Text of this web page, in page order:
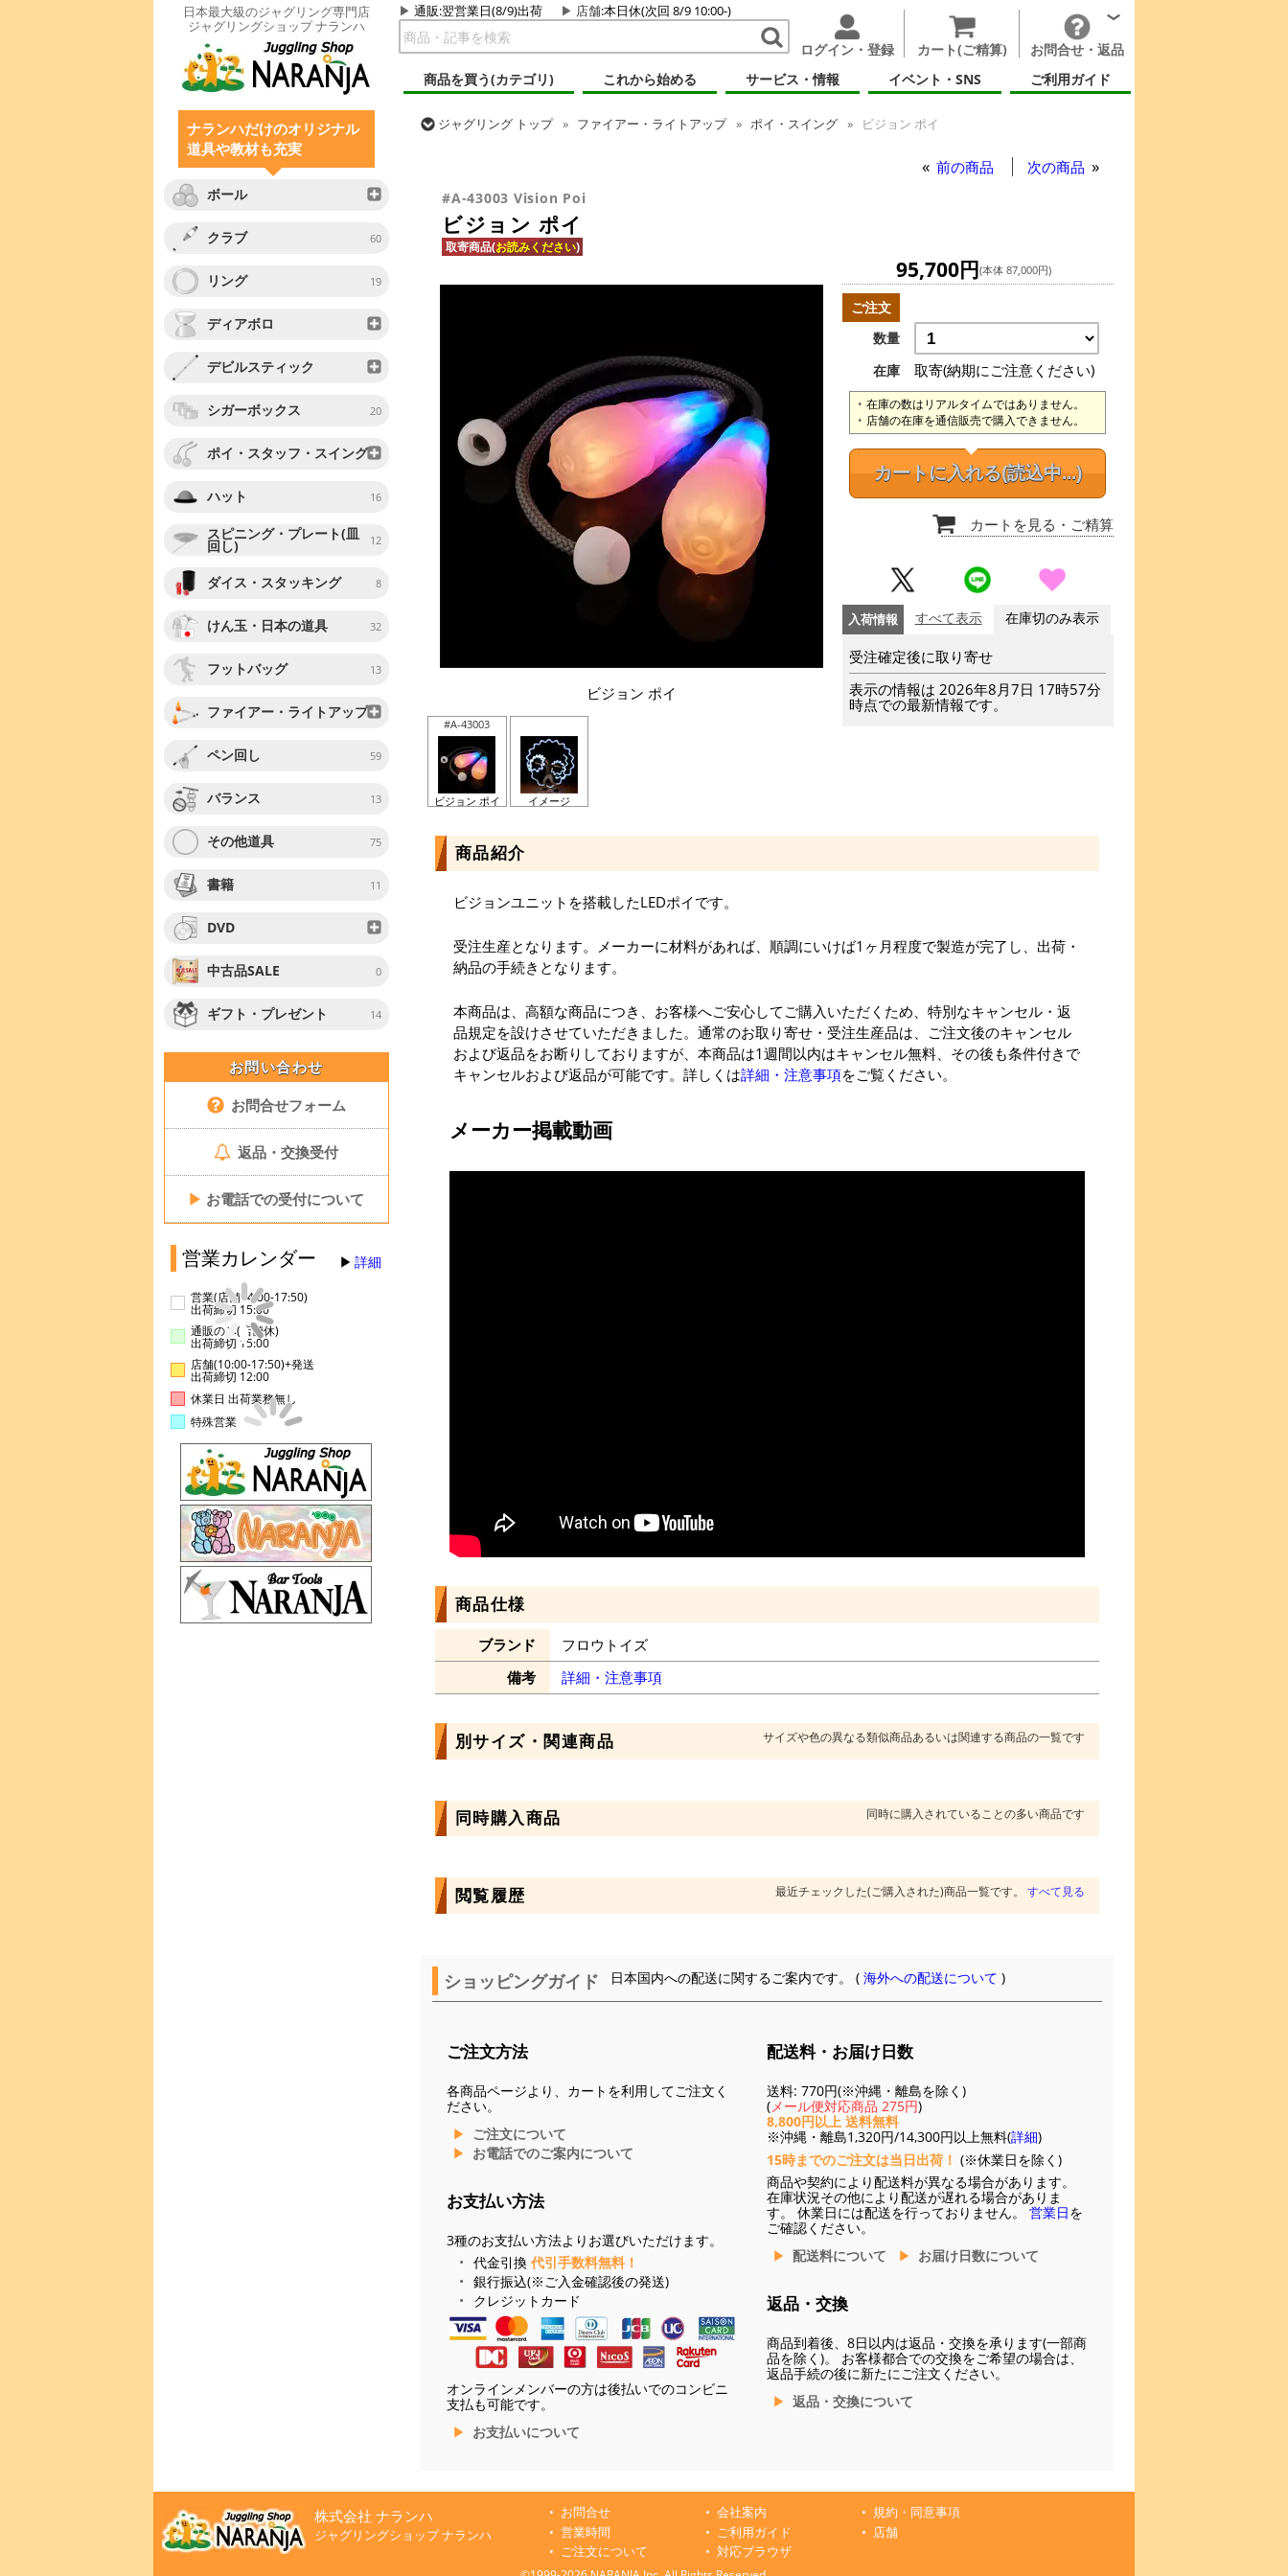
日本最大級のジャグリング専門店
ジャグリングショップ ナランハ
通販:翌営業日(8/9)出荷 店舗:本日休(次回 8/9 10:00-)
ログイン・登録 カート(ご精算)
お問合せ・返品
商品を買う(カテゴリ)
これから始める サービス・情報 イベント・SNS ご利用ガイド
ナランハだけのオリジナル
道具や教材も充実
ボール
クラブ 60
リング 19
ディアボロ
デビルスティック
シガーボックス 20
ポイ・スタッフ・スイング
ハット 16
スピニング・プレート(皿
回し) 12
ダイス・スタッキング 8
けん玉・日本の道具 32
フットバッグ 13
ファイアー・ライトアップ
ペン回し 59
バランス 13
その他道具 75
書籍 11
DVD
中古品SALE 0
ギフト・プレゼント 14
お問い合わせ
お問合せフォーム
返品・交換受付
▶ お電話での受付について
営業カレンダー 詳細
営業(店舗14:00-17:50)
出荷締切 15:00
通販のみ(店舗休)
出荷締切 15:00
店舗(10:00-17:50)+発送
出荷締切 12:00
休業日 出荷業務無し
特殊営業
ジャグリング トップ ファイアー・ライトアップ ポイ・スイング
ビジョン ポイ
前の商品 次の商品
#A-43003 Vision Poi
ビジョン ポイ
取寄商品(お読みください)
ビジョン ポイ
#A-43003
ビジョン ポイ イメージ
95,700円(本体 87,000円)
ご注文
数量
在庫
取寄(納期にご注意ください)
在庫の数はリアルタイムではありません。
店舗の在庫を通信販売で購入できません。
カートに入れる(読込中...)
カートを見る ・ご精算
入荷情報 すべて表示 在庫切のみ表示
受注確定後に取り寄せ
表示の情報は 2026年8月7日 17時57分
時点での最新情報です。
商品紹介
ビジョンユニットを搭載したLEDポイです。
受注生産となります。メーカーに材料があれば、順調にいけば1ヶ月程度で製造が完了し、出荷・
納品の手続きとなります。
本商品は、高額な商品につき、お客様へご安心してご購入いただくため、特別なキャンセル・返
品規定を設けさせていただきました。通常のお取り寄せ・受注生産品は、ご注文後のキャンセル
および返品をお断りしておりますが、本商品は1週間以内はキャンセル無料、その後も条件付きで
キャンセルおよび返品が可能です。詳しくは詳細・注意事項をご覧ください。
メーカー掲載動画
商品仕様
ブランド
フロウトイズ
備考
詳細・注意事項
別サイズ・関連商品 サイズや色の異なる類似商品あるいは関連する商品の一覧です
同時購入商品 同時に購入されていることの多い商品です
閲覧履歴 最近チェックした(ご購入された)商品一覧です。 すべて見る
ショッピングガイド 日本国内への配送に関するご案内です。 (海外への配送について )
ご注文方法
各商品ページより、カートを利用してご注文く
ださい。
ご注文について
お電話でのご案内について
お支払い方法
3種のお支払い方法よりお選びいただけます。
代金引換 代引手数料無料！
銀行振込(※ご入金確認後の発送)
クレジットカード
オンラインメンバーの方は後払いでのコンビニ
支払も可能です。
お支払いについて
配送料・お届け日数
送料: 770円(※沖縄・離島を除く)
(メール便対応商品 275円)
8,800円以上 送料無料
※沖縄・離島1,320円/14,300円以上無料(詳細)
15時までのご注文は当日出荷！ (※休業日を除く)
商品や契約により配送料が異なる場合があります。
在庫状況その他により配送が遅れる場合がありま
す。 休業日には配送を行っておりません。 営業日を
ご確認ください。
配送料について
お届け日数について
返品・交換
商品到着後、8日以内は返品・交換を承ります(一部商
品を除く)。 お客様都合での交換をご希望の場合は、
返品手続の後に新たにご注文ください。
返品・交換について
株式会社 ナランハ
ジャグリングショップ ナランハ
お問合せ 会社案内
規約・同意事項
営業時間
ご利用ガイド
店舗
ご注文について
対応ブラウザ